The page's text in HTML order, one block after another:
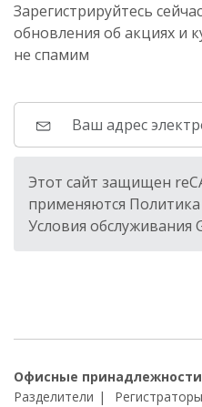
Зарегистрируйтесь
обновления об акциях и
не спамим
Этот сайт защищен
применяются
Условия обслуживания
Офисные
Разделители
Регистраторы